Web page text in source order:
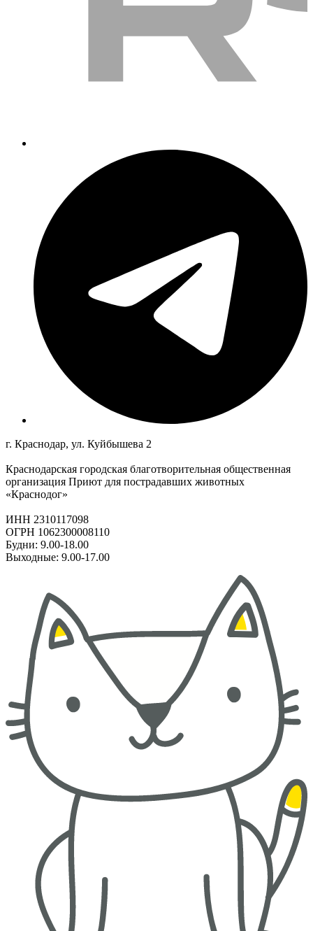
г. Краснодар, ул. Куйбышева 2
Краснодарская городская благотворительная общественная
организация Приют для пострадавших животных
«Краснодог»
ИНН 2310117098
ОГРН 1062300008110
Будни: 9.00-18.00
Выходные: 9.00-17.00